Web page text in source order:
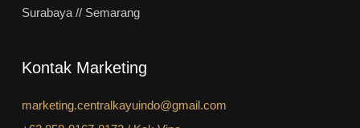
Surabaya // Semarang
Kontak Marketing
marketing.centralkayuindo@gmail.com